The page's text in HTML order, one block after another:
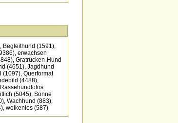
, Begleithund (1591),
, erwachsen
, Gratrücken-Hund
(4651), Jagdhund
(1097), Querformat
(4488),
Rassehundfotos
(5045), Sonne
, Wachhund (883),
, wolkenlos (587)